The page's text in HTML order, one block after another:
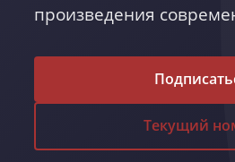
произведения
Текущий